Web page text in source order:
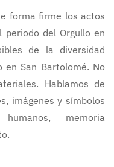
forma firme los actos
periodo del Orgullo en
de la diversidad
en San Bartolomé. No
Hablamos de
imágenes y símbolos
memoria